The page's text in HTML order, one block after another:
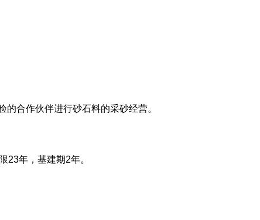
合作伙伴进行砂石料的采砂经营。
23年，基建期2年。